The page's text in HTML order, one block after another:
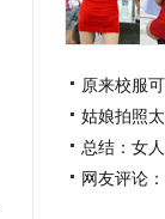
原来校服
姑娘拍照
总结：女
网友评论